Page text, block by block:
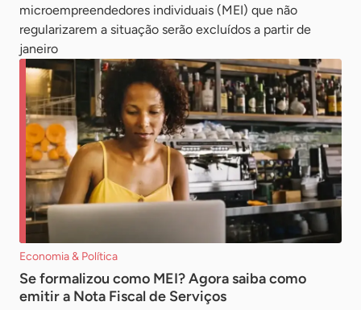
microempreendedores individuais (MEI) que não
regularizarem a situação serão excluídos a partir de
janeiro
Economia & Política
Se formalizou como MEI? Agora saiba como
emitir a Nota Fiscal de Serviços